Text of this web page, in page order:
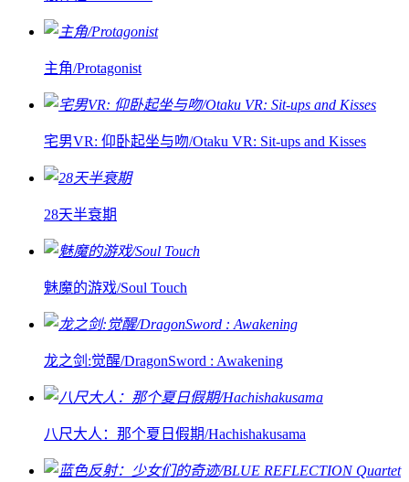
主角/Protagonist
宅男VR: 仰卧起坐与吻/Otaku VR: Sit-ups and Kisses
28天半衰期
魅魔的游戏/Soul Touch
龙之剑:觉醒/DragonSword : Awakening
八尺大人：那个夏日假期/Hachishakusama